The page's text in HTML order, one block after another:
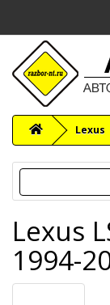
Lexus
Lexus
1994-